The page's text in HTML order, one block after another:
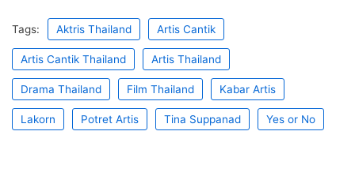
Tags: Aktris Thailand Artis Cantik
Artis Cantik Thailand Artis Thailand
Drama Thailand Film Thailand Kabar Artis
Lakorn Potret Artis Tina Suppanad Yes or No